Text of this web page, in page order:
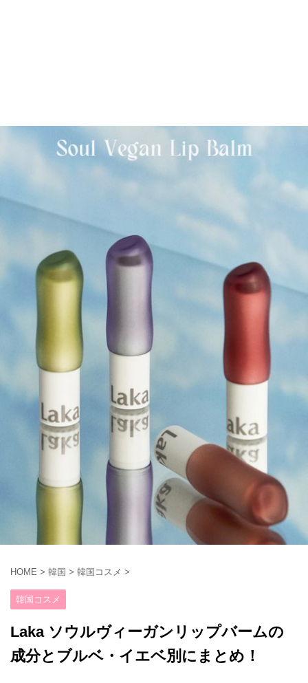
HOME > 韓国 > 韓国コスメ >
韓国コスメ
Laka ソウルヴィーガンリップバームの
成分とブルベ・イエベ別にまとめ！